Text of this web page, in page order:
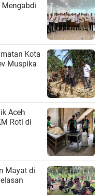
Kota
Muspika
Aceh
Roti di
Mayat di